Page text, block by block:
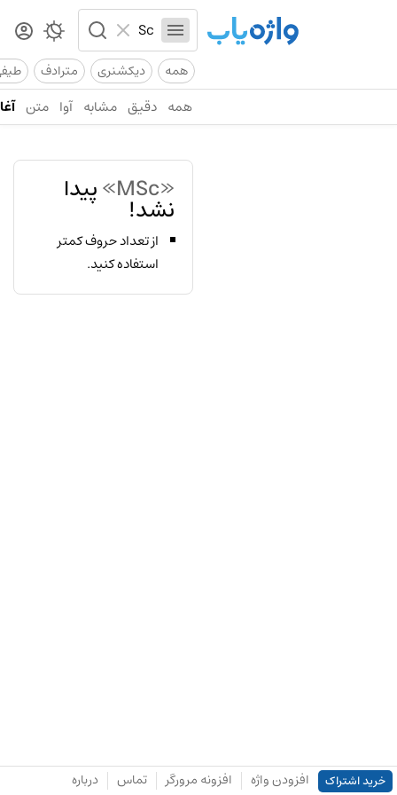
همه دیکشنری مترادف
همه دقیق مشابه آوا متن
«MSc» پیدا
نشد!
از تعداد حروف کمتر
استفاده کنید.
خرید اشتراک افزودن واژه افزونه مرورگر تماس درباره